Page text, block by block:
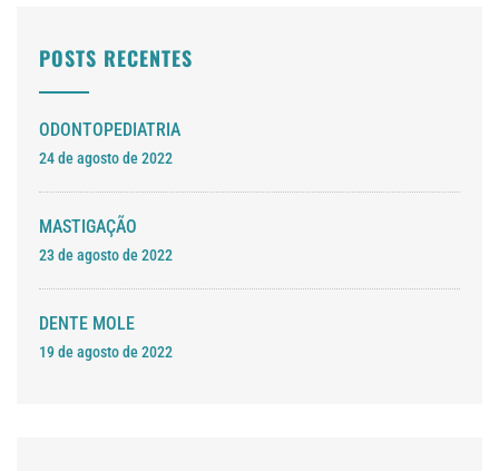
POSTS RECENTES
ODONTOPEDIATRIA
24 de agosto de 2022
MASTIGAÇÃO
23 de agosto de 2022
DENTE MOLE
19 de agosto de 2022